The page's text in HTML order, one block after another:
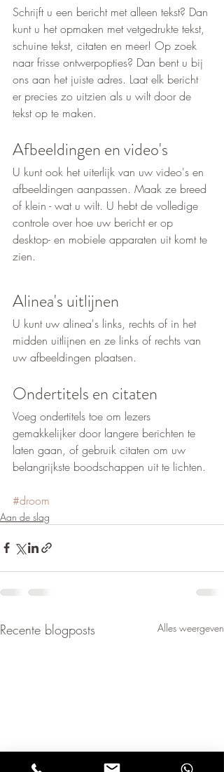
Schrijft u een bericht met alleen tekst? Dan
kunt u het opmaken met vetgedrukte tekst,
schuine tekst, citaten en meer! Op zoek
naar frisse ontwerpopties? Dan bent u bij
ons aan het juiste adres. Laat elk bericht
er precies zo uitzien als u wilt door de
tekst op te maken.
Afbeeldingen en video's
U kunt ook het uiterlijk van uw video's en
afbeeldingen aanpassen. Maak ze breed
of klein - wat u wilt. U hebt de volledige
controle over hoe uw bericht er op
desktop- en mobiele apparaten uit komt te
zien.
Alinea's uitlijnen
U kunt uw alinea's links, rechts of in het
midden uitlijnen en ze links of rechts van
uw afbeeldingen plaatsen.
Ondertitels en citaten
Voeg ondertitels toe om lezers
gemakkelijker door langere berichten te
laten gaan, of gebruik citaten om uw
belangrijkste boodschappen uit te lichten.
#droom
Aan de slag
Recente blogposts Alles weergeven